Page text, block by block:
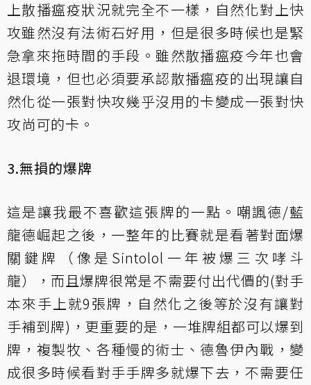
上散播瘟疫狀況就完全不一樣，自然化對上快
攻雖然沒有法術石好用，但是很多時候也是緊
急拿來拖時間的手段。雖然散播瘟疫今年也會
退環境，但也必須要承認散播瘟疫的出現讓自
然化從一張對快攻幾乎沒用的卡變成一張對快
攻尚可的卡。
3.無損的爆牌
這是讓我最不喜歡這張牌的一點。嘲諷德/藍
龍德崛起之後，一整年的比賽就是看著對面爆
關鍵牌（像是Sintolol一年被爆三次哮斗
龍），而且爆牌很常是不需要付出代價的(對手
本來手上就9張牌，自然化之後等於沒有讓對
手補到牌)，更重要的是，一堆牌組都可以爆到
牌，複製牧、各種慢的術士、德魯伊內戰，變
成很多時候看對手手牌多就爆下去，不需要任